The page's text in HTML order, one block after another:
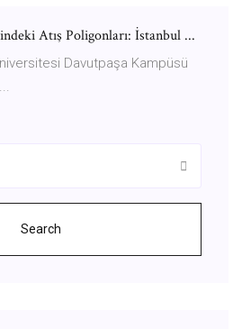
Atış Poligonları: İstanbul ...
Davutpaşa Kampüsü
Search